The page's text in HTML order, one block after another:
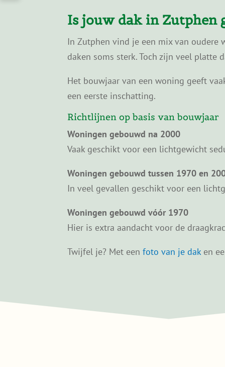
Is jouw dak in Zutphen
In Zutphen vind je een mix van oudere
daken soms sterk. Toch zijn veel platte
Het bouwjaar van een woning geeft
een eerste inschatting.
Richtlijnen op basis van bouwjaar
Woningen gebouwd na 2000
Vaak geschikt voor een lichtgewicht
Woningen gebouwd tussen 1970 en
In veel gevallen geschikt voor een
Woningen gebouwd vóór 1970
Hier is extra aandacht voor de
Twijfel je? Met eenfoto van je daken